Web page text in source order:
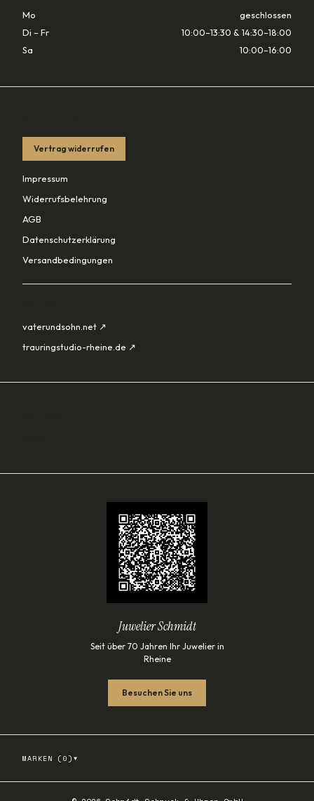
Mo
geschlossen
Di – Fr
10:00–13:30 & 14:30–18:00
Sa
10:00–16:00
Vertrag widerrufen
Impressum
Widerrufsbelehrung
AGB
Datenschutzerklärung
Versandbedingungen
vaterundsohn.net ↗
trauringstudio-rheine.de ↗
Juwelier Schmidt
Seit über 70 Jahren Ihr Juwelier in
Rheine
Besuchen Sie uns
MARKEN ( 0 ) ▾